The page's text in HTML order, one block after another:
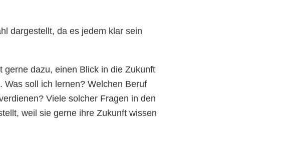
dargestellt, da es jedem klar sein
gerne dazu, einen Blick in die Zukunft
Was soll ich lernen? Welchen Beruf
Viele solcher Fragen in den
weil sie gerne ihre Zukunft wissen